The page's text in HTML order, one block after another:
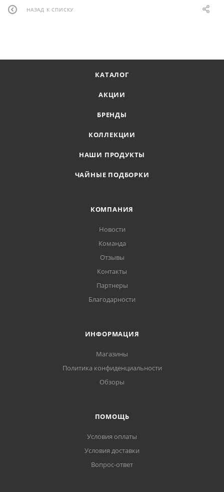
НАЗАД К СПИСКУ
КАТАЛОГ
АКЦИИ
БРЕНДЫ
КОЛЛЕКЦИИ
НАШИ ПРОДУКТЫ
ЧАЙНЫЕ ПОДБОРКИ
КОМПАНИЯ
Новости
Команда
Отзывы
Контакты
Партнеры
Благодарности
ИНФОРМАЦИЯ
Магазины
Политика конфиденциальности
Обзоры
ПОМОЩЬ
Условия оплаты
Условия доставки
Вопрос-ответ